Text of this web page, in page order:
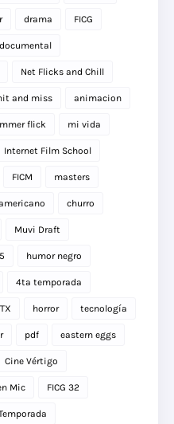
drama FICG
documental
Net Flicks and Chill
and miss animacion
flick mi vida
Internet Film School
FICM masters
churro
Muvi Draft
humor negro
4ta temporada
horror tecnología
pdf eastern eggs
Cine Vértigo
Mic FICG 32